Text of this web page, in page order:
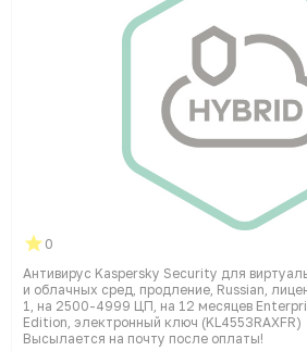
0
Антивирус Kaspersky Security для
и облачных сред, продление, Russian,
1, на 2500-4999 ЦП, на 12 месяцев
Edition, электронный ключ (KL4553RAXFR)
Высылается на почту после оплаты!